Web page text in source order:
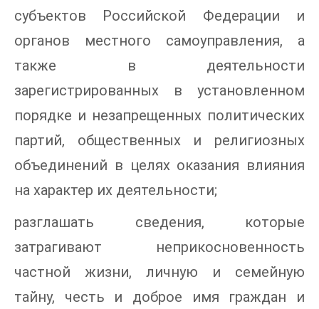
субъектов Российской Федерации и
органов местного самоуправления, а
также в деятельности
зарегистрированных в установленном
порядке и незапрещенных политических
партий, общественных и религиозных
объединений в целях оказания влияния
на характер их деятельности;
разглашать сведения, которые
затрагивают неприкосновенность
частной жизни, личную и семейную
тайну, честь и доброе имя граждан и